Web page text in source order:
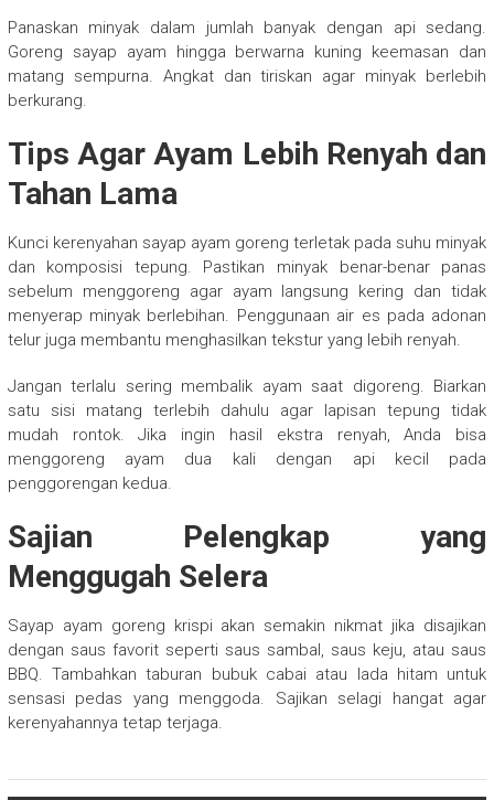
Panaskan minyak dalam jumlah banyak dengan api sedang.
Goreng sayap ayam hingga berwarna kuning keemasan dan
matang sempurna. Angkat dan tiriskan agar minyak berlebih
berkurang.
Tips Agar Ayam Lebih Renyah dan
Tahan Lama
Kunci kerenyahan sayap ayam goreng terletak pada suhu minyak
dan komposisi tepung. Pastikan minyak benar-benar panas
sebelum menggoreng agar ayam langsung kering dan tidak
menyerap minyak berlebihan. Penggunaan air es pada adonan
telur juga membantu menghasilkan tekstur yang lebih renyah.
Jangan terlalu sering membalik ayam saat digoreng. Biarkan
satu sisi matang terlebih dahulu agar lapisan tepung tidak
mudah rontok. Jika ingin hasil ekstra renyah, Anda bisa
menggoreng ayam dua kali dengan api kecil pada
penggorengan kedua.
Sajian Pelengkap yang
Menggugah Selera
Sayap ayam goreng krispi akan semakin nikmat jika disajikan
dengan saus favorit seperti saus sambal, saus keju, atau saus
BBQ. Tambahkan taburan bubuk cabai atau lada hitam untuk
sensasi pedas yang menggoda. Sajikan selagi hangat agar
kerenyahannya tetap terjaga.